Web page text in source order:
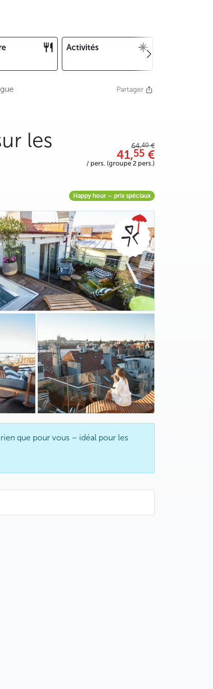
Activités
Partager
les
64,40€
41,55 €
/ pers. (groupe 2 pers.)
Happy hour – prix spéciaux
que pour vous – idéal pour les